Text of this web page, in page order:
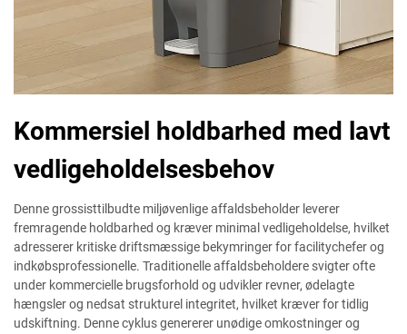
Kommersiel holdbarhed med lavt
vedligeholdelsesbehov
Denne grossisttilbudte miljøvenlige affaldsbeholder leverer
fremragende holdbarhed og kræver minimal vedligeholdelse, hvilket
adresserer kritiske driftsmæssige bekymringer for facilitychefer og
indkøbsprofessionelle. Traditionelle affaldsbeholdere svigter ofte
under kommercielle brugsforhold og udvikler revner, ødelagte
hængsler og nedsat strukturel integritet, hvilket kræver for tidlig
udskiftning. Denne cyklus genererer unødige omkostninger og